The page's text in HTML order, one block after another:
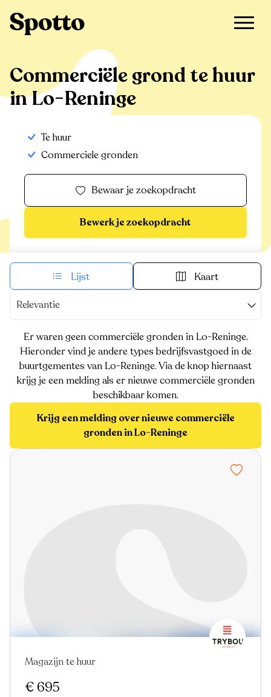
Lo-Reninge
Commerciële grond te huur
in Lo-Reninge
Te huur
Commerciele gronden
Bewaar je zoekopdracht
Bewerk je zoekopdracht
Lijst Kaart
Relevantie
Er waren geen commerciële gronden in Lo-Reninge.
Hieronder vind je andere types bedrijfsvastgoed in de
buurtgementes van Lo-Reninge. Via de knop hiernaast
krijg je een melding als er nieuwe commerciële gronden
beschikbaar komen.
Krijg een melding over nieuwe commerciële
gronden in Lo-Reninge
Nieuw
Magazijn te huur
€ 695